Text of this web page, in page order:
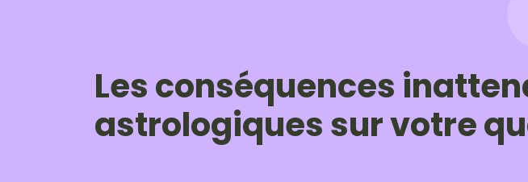
Les conséquences
astrologiques sur votre